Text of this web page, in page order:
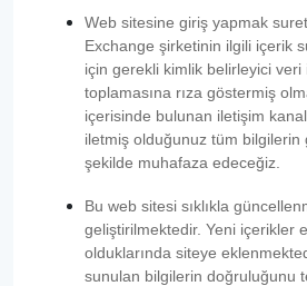
Web sitesine giriş yapmak
Exchange şirketinin ilgili içerik
için gerekli kimlik belirleyici
toplamasına rıza göstermiş
içerisinde bulunan iletişim
iletmiş olduğunuz tüm bilgilerin
şekilde muhafaza edeceğiz.
Bu web sitesi sıklıkla
geliştirilmektedir. Yeni içerikler
olduklarında siteye
sunulan bilgilerin doğruluğunu